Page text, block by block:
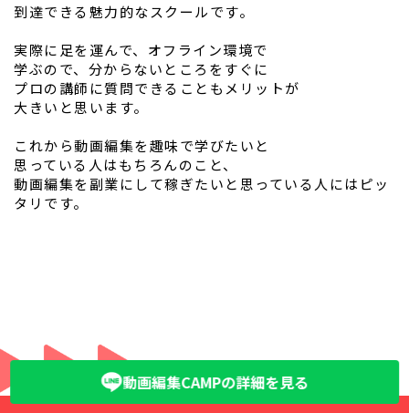
動画編集CAMPの詳細を見る
到達できる魅力的なスクールです。
実際に足を運んで、オフライン環境で
学ぶので、分からないところをすぐに
プロの講師に質問できることもメリットが
大きいと思います。
これから動画編集を趣味で学びたいと
思っている人はもちろんのこと、
動画編集を副業にして稼ぎたいと思っている人にはピッ
タリです。